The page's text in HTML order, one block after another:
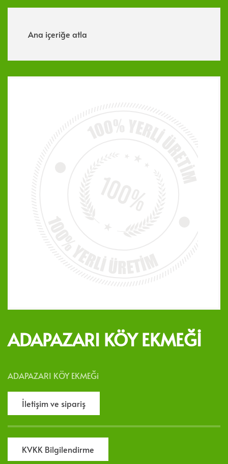
Ana içeriğe atla
ADAPAZARI KÖY EKMEĞI
ADAPAZARI KÖY EKMEĞi
İletişim ve sipariş
KVKK Bilgilendirme